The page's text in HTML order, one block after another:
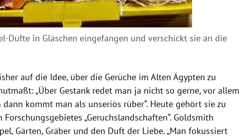
Düfte in Gläschen eingefangen und verschickt sie an die
auf die Idee, über die Gerüche im Alten Ägypten zu
„Über Gestank redet man ja nicht so gerne, vor allem
dann kommt man als unseriös rüber“. Heute gehört sie zu
„Geruchslandschaften“. Goldsmith
Gärten, Gräber und den Duft der Liebe. „Man fokussiert